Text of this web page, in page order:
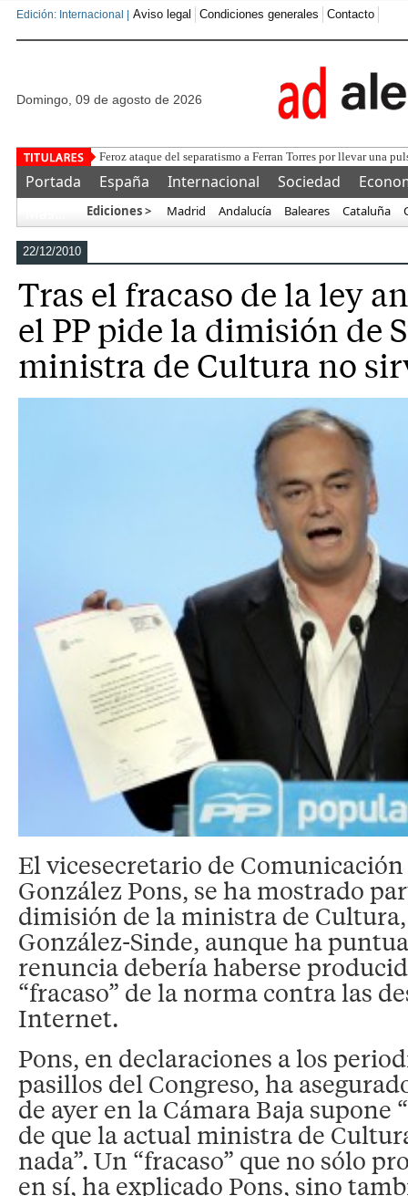
Edición: Internacional | Aviso legal Condiciones generales Contacto
domingo, 09 de agosto de 2026
Ayuso cri
Portada España Internacional Sociedad
Ediciones > Madrid Andalucía Baleares Cataluña
22/12/2010
Tras el fracaso de la ley
el PP pide la dimisión de
ministra de Cultura no
El vicesecretario de Comunicación
González Pons, se ha mostrado
dimisión de la ministra de
González-Sinde, aunque ha
renuncia debería haberse
“fracaso” de la norma contra las
Internet.
Pons, en declaraciones a los
pasillos del Congreso, ha
de ayer en la Cámara Baja supone
de que la actual ministra de
nada”. Un “fracaso” que no sólo
en sí, ha explicado Pons, sino